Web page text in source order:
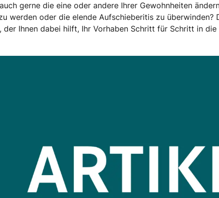
gerne die eine oder andere Ihrer Gewohnheiten
werden oder die elende Aufschieberitis zu überwinden?
der Ihnen dabei hilft, Ihr Vorhaben Schritt für Schritt in die